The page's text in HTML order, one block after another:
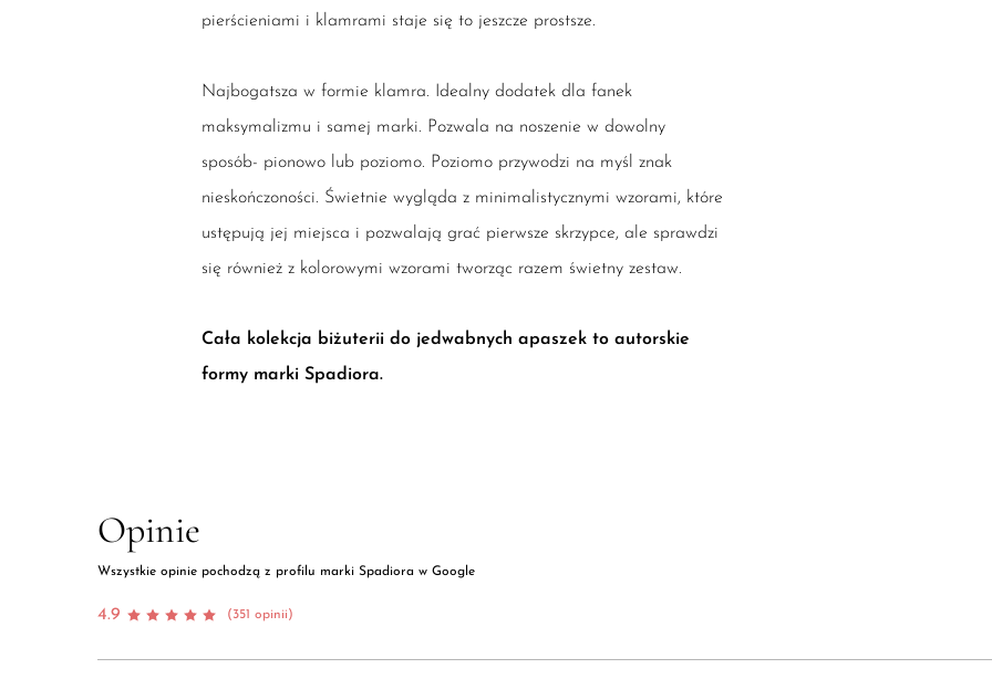
pierścieniami i klamrami staje się to jeszcze prostsze.
Najbogatsza w formie klamra. Idealny dodatek dla fanek
maksymalizmu i samej marki. Pozwala na noszenie w dowolny
sposób- pionowo lub poziomo. Poziomo przywodzi na myśl znak
nieskończoności. Świetnie wygląda z minimalistycznymi wzorami, które
ustępują jej miejsca i pozwalają grać pierwsze skrzypce, ale sprawdzi
się również z kolorowymi wzorami tworząc razem świetny zestaw.
Cała kolekcja biżuterii do jedwabnych apaszek to autorskie
formy marki Spadiora.
Opinie
Wszystkie opinie pochodzą z profilu marki Spadiora w Google
4.9 (351 opinii)